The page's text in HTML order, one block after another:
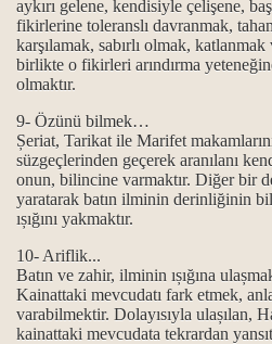
aykırı gelene, kendisiyle çelişene,
fikirlerine toleranslı davranmak,
karşılamak, sabırlı olmak,
birlikte o fikirleri arındırma
olmaktır.
9- Özünü bilmek…
Șeriat, Tarikat ile Marifet
süzgeçlerinden geçerek aranılanı
onun, bilincine varmaktır. Diğer bir
yaratarak batın ilminin derinliğinin
ıșığını yakmaktır.
10- Ariflik...
Batın ve zahir, ilminin ıșığına
Kainattaki mevcudatı fark etmek,
varabilmektir. Dolayısıyla ulașılan,
kainattaki mevcudata tekrardan
hakkında...